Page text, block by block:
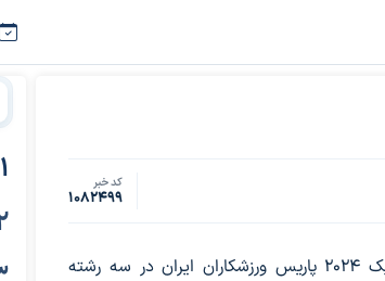
کد خبر
1082499
در دومین روز از المپیک ۲۰۲۴ پاریس ورزشکاران ایران در سه رشته